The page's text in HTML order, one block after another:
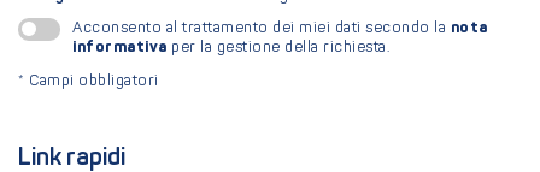
Link rapidi
Acconsento al trattamento dei miei dati secondo la nota
informativa per la gestione della richiesta.
* Campi obbligatori